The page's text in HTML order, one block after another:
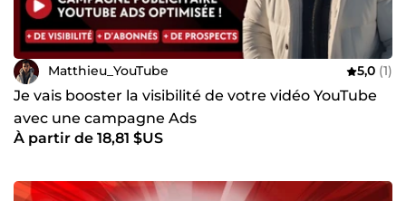
Matthieu_YouTube 5,0 (1)
Je vais booster la visibilité de votre vidéo YouTube
avec une campagne Ads
À partir de 18,81 $US